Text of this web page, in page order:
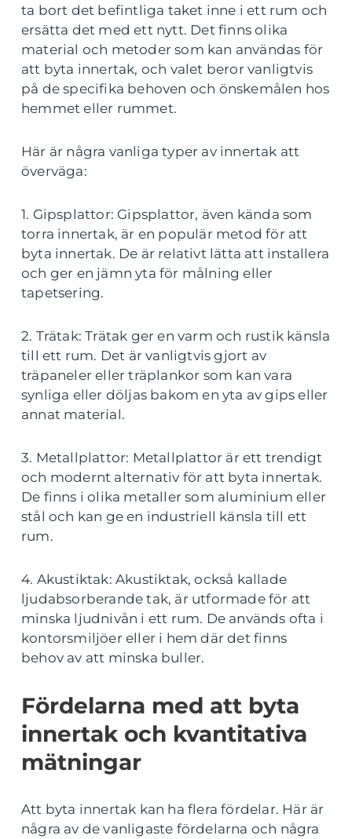
ta bort det befintliga taket inne i ett rum och
ersätta det med ett nytt. Det finns olika
material och metoder som kan användas för
att byta innertak, och valet beror vanligtvis
på de specifika behoven och önskemålen hos
hemmet eller rummet.
Här är några vanliga typer av innertak att
överväga:
1. Gipsplattor: Gipsplattor, även kända som
torra innertak, är en populär metod för att
byta innertak. De är relativt lätta att installera
och ger en jämn yta för målning eller
tapetsering.
2. Trätak: Trätak ger en varm och rustik känsla
till ett rum. Det är vanligtvis gjort av
träpaneler eller träplankor som kan vara
synliga eller döljas bakom en yta av gips eller
annat material.
3. Metallplattor: Metallplattor är ett trendigt
och modernt alternativ för att byta innertak.
De finns i olika metaller som aluminium eller
stål och kan ge en industriell känsla till ett
rum.
4. Akustiktak: Akustiktak, också kallade
ljudabsorberande tak, är utformade för att
minska ljudnivån i ett rum. De används ofta i
kontorsmiljöer eller i hem där det finns
behov av att minska buller.
Fördelarna med att byta
innertak och kvantitativa
mätningar
Att byta innertak kan ha flera fördelar. Här är
några av de vanligaste fördelarna och några